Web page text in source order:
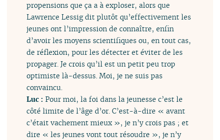
propensions que ça a à exploser, alors que
Lawrence Lessig dit plutôt qu’effectivement les
jeunes ont l’impression de connaître, enfin
d’avoir les moyens scientifiques ou, en tout cas,
de réflexion, pour les détecter et éviter de les
propager. Je crois qu’il est un petit peu trop
optimiste là-dessus. Moi, je ne suis pas
convaincu.
Luc :Pour moi, la foi dans la jeunesse c’est le
côté limite de l’âge d’or. C’est-à-dire « avant
c’était vachement mieux », je n’y crois pas ; et
dire « les jeunes vont tout résoudre », je n’y